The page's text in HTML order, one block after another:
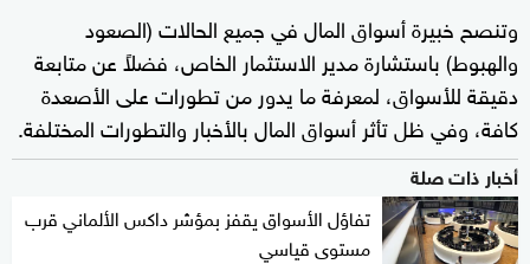
وتنصح خبيرة أسواق المال في جميع الحالات (الصعود
والهبوط) باستشارة مدير الاستثمار الخاص، فضلاً عن متابعة
دقيقة للأسواق، لمعرفة ما يدور من تطورات على الأصعدة
كافة، وفي ظل تأثر أسواق المال بالأخبار والتطورات المختلفة.
أخبار ذات صلة
تفاؤل الأسواق يقفز بمؤشر داكس الألماني قرب
مستوى قياسي